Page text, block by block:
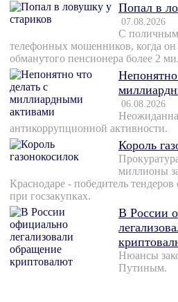
Попал в
07.08.2026
С поличным
телефонных мошенников, когда он
обманутого пенсионера более 2
Непонятно
06.08.2026
антикоррупционной активности.
Король
миллионы
Краснодаре - победитель
при госзакупках.
В России
Нюансы
Путиным.